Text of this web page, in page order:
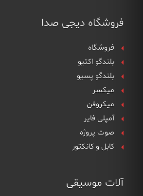
فروشگاه دیجی صدا
فروشگاه
بلندگو اکتیو
بلندگو پسیو
میکسر
میکروفن
آمپلی فایر
صوت پروژه
کابل و کانکتور
آلات موسیقی